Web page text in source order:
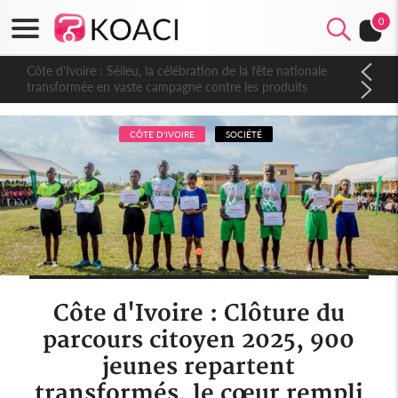
0
Côte d'Ivoire : Séileu, la célébration de la fête nationale
transformée en vaste campagne contre les produits
dépigmentants dangereux
CÔTE D'IVOIRE SOCIÉTÉ
Côte d'Ivoire : Clôture du
parcours citoyen 2025, 900
jeunes repartent